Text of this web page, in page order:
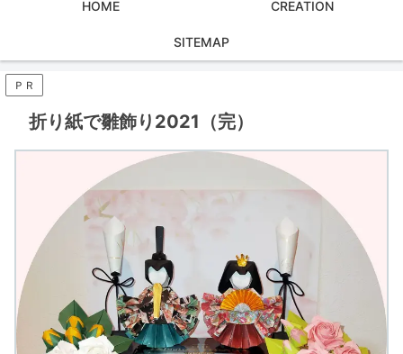
HOME CREATION
SITEMAP
ＰＲ
折り紙で雛飾り2021（完）